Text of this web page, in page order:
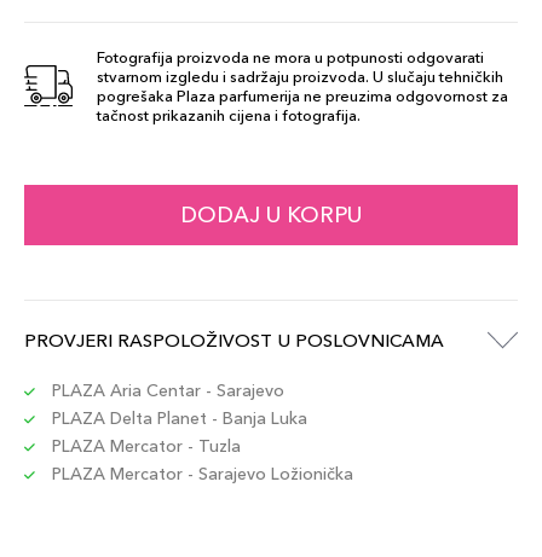
Fotografija proizvoda ne mora u potpunosti odgovarati
stvarnom izgledu i sadržaju proizvoda. U slučaju tehničkih
pogrešaka Plaza parfumerija ne preuzima odgovornost za
tačnost prikazanih cijena i fotografija.
DODAJ U KORPU
PROVJERI RASPOLOŽIVOST U POSLOVNICAMA
PLAZA Aria Centar - Sarajevo
PLAZA Delta Planet - Banja Luka
PLAZA Mercator - Tuzla
PLAZA Mercator - Sarajevo Ložionička